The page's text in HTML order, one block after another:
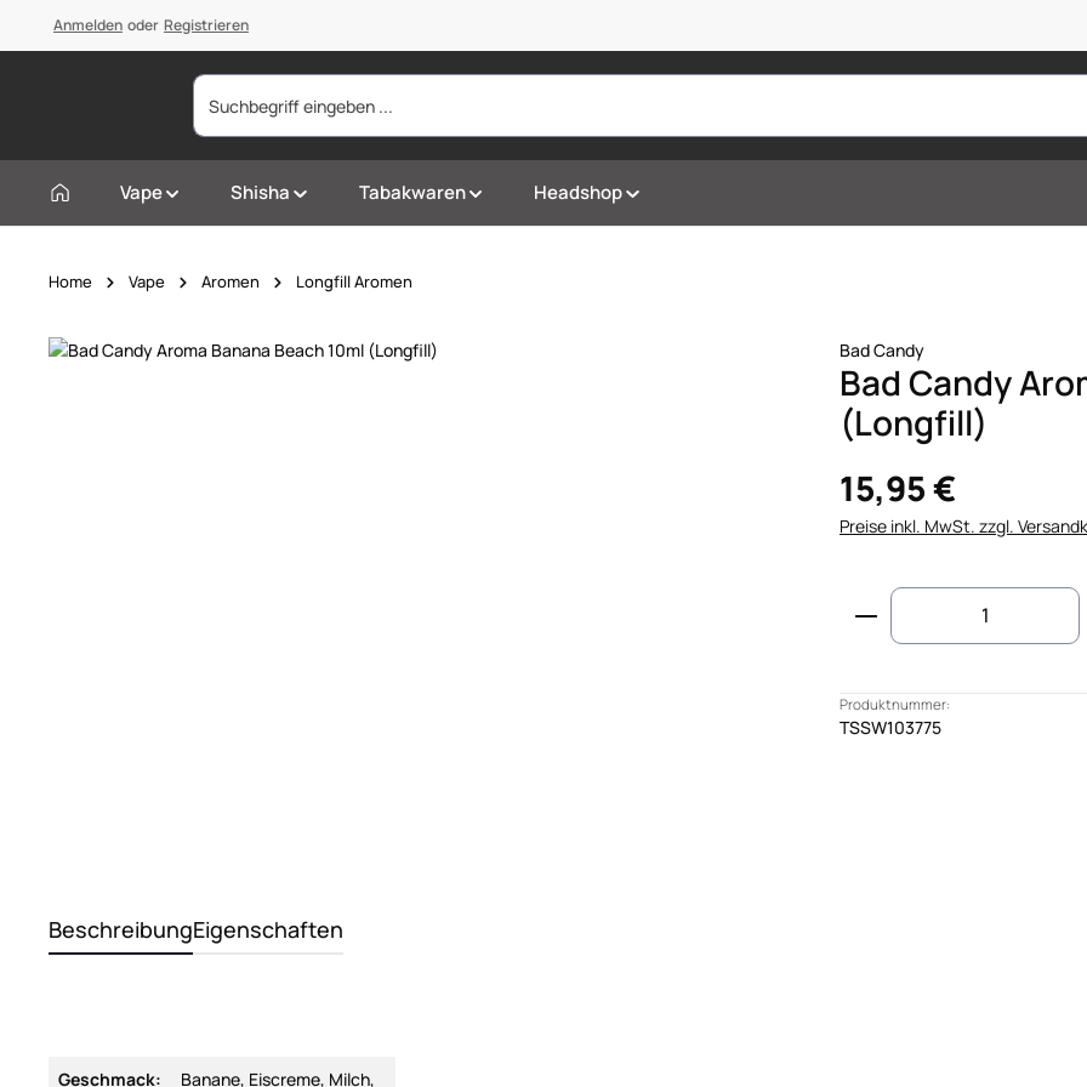
Zur Hauptnavigation springen
Anmelden oder Registrieren
Vape Shisha Tabakwaren Headshop
Home Vape Aromen Longfill Aromen
Bildergalerie überspringen Bad Candy
Bad Candy
(Longfill)
15,95 €
Preise inkl. MwSt. zzgl.
Produkt Anzahl:
Produktnummer:
TSSW103775
BeschreibungEigenschaften
Geschmack:
Banane, Eiscreme, Milch,